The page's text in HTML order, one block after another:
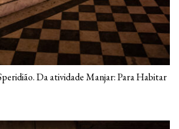
Da atividade Manjar: Para Habitar